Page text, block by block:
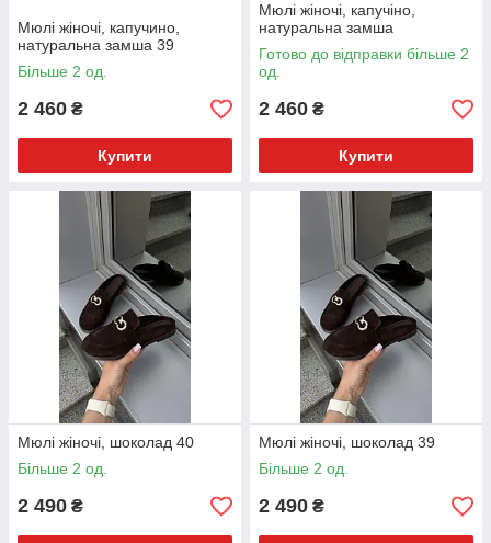
Мюлі жіночі, капучино,
натуральна замша 39
Більше 2 од.
2 460 ₴
Купити
Мюлі жіночі, капучіно,
натуральна замша
Готово до відправки більше 2
од.
2 460 ₴
Купити
Мюлі жіночі, шоколад 40
Більше 2 од.
2 490 ₴
Мюлі жіночі, шоколад 39
Більше 2 од.
2 490 ₴